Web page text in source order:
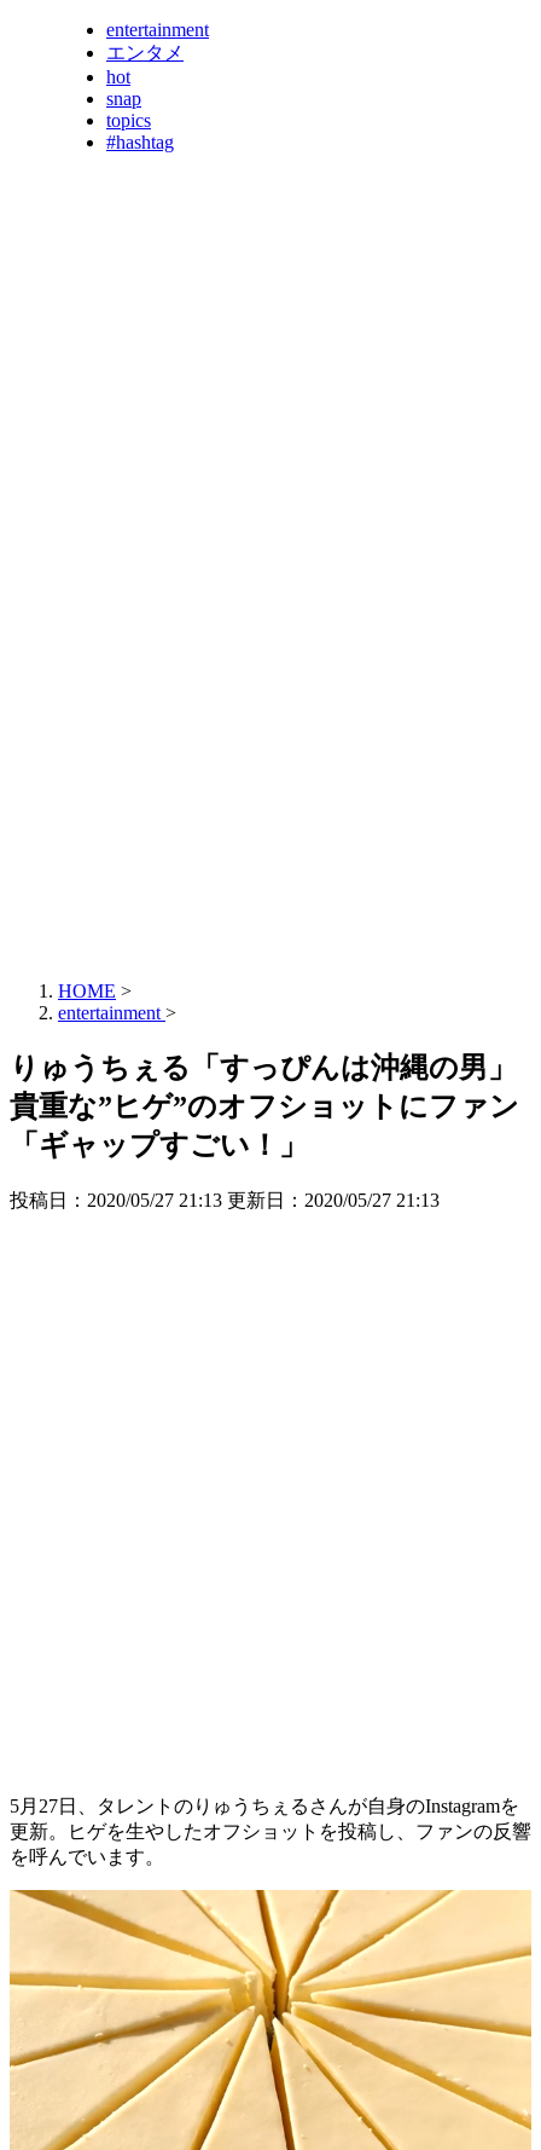
entertainment
エンタメ
hot
snap
topics
#hashtag
HOME >
entertainment >
りゅうちぇる「すっぴんは沖縄の男」
貴重な”ヒゲ”のオフショットにファン
「ギャップすごい！」
投稿日：2020/05/27 21:13 更新日： 2020/05/27 21:13
5月27日、タレントのりゅうちぇるさんが自身のInstagramを
更新。ヒゲを生やしたオフショットを投稿し、ファンの反響
を呼んでいます。